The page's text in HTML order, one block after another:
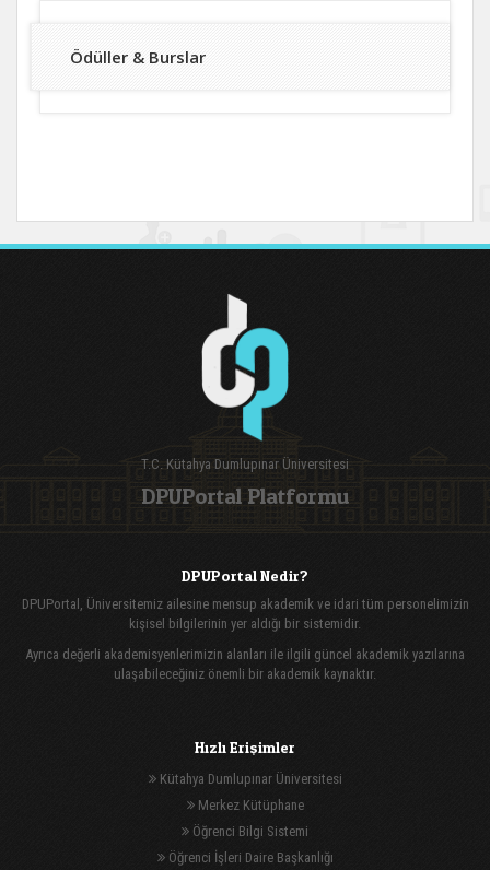
Ödüller & Burslar
T.C. Kütahya Dumlupınar Üniversitesi
DPUPortal Platformu
DPUPortal Nedir?
DPUPortal, Üniversitemiz ailesine mensup akademik ve idari tüm personelimizin
kişisel bilgilerinin yer aldığı bir sistemidir.
Ayrıca değerli akademisyenlerimizin alanları ile ilgili güncel akademik yazılarına
ulaşabileceğiniz önemli bir akademik kaynaktır.
Hızlı Erişimler
Kütahya Dumlupınar Üniversitesi
Merkez Kütüphane
Öğrenci Bilgi Sistemi
Öğrenci İşleri Daire Başkanlığı